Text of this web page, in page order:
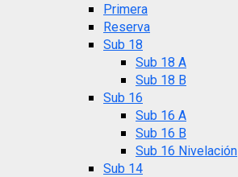
Primera
Reserva
Sub 18
Sub 18 A
Sub 18 B
Sub 16
Sub 16 A
Sub 16 B
Sub 16 Nivelación
Sub 14